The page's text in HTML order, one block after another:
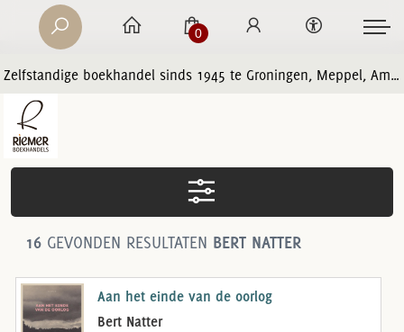
Zelfstandige boekhandel sinds 1945 te Groningen, Meppel, Amersfoort en Zwolle
0
16GEVONDEN RESULTATEN BERT NATTER
Aan het einde van de oorlog
Bert Natter